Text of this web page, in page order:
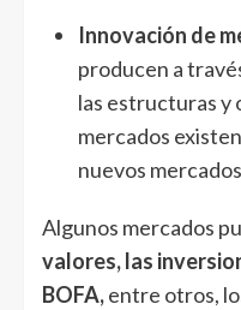
Innovación de
producen a
las estructuras y
mercados
nuevos
Algunos mercados
valores, las
BOFA,entre otros,